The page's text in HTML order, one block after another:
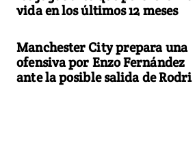
vida en los últimos 12 meses
Manchester City prepara una
ofensiva por Enzo Fernández
ante la posible salida de Rodri